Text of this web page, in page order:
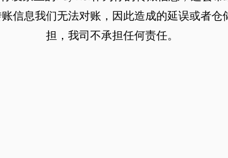
信息我们无法对账，因此造成的延误或者仓
担，我司不承担任何责任。